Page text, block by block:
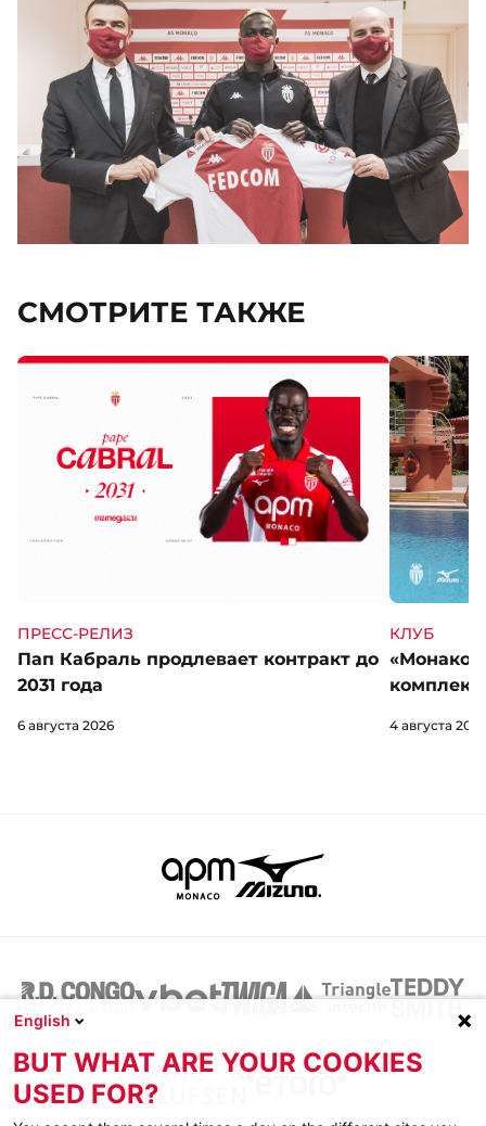
СМОТРИТЕ ТАКЖЕ
ПРЕСС-РЕЛИЗ
Пап Кабраль продлевает контракт до
2031 года
6 августа 2026
КЛУБ
«Монако»
4 августа 2026
English
BUT WHAT ARE YOUR COOKIES
USED FOR?